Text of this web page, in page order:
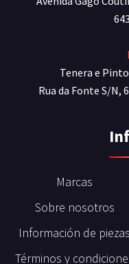
Tenera e Pinto
Rua da Fonte S/N,
Marcas
Sobre nosotros
Información de piezas
Términos y